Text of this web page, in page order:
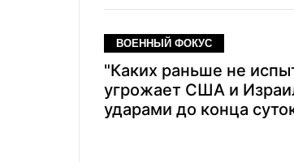
ВОЕННЫЙ ФОКУС
"Каких раньше не
угрожает США и
ударами до конца